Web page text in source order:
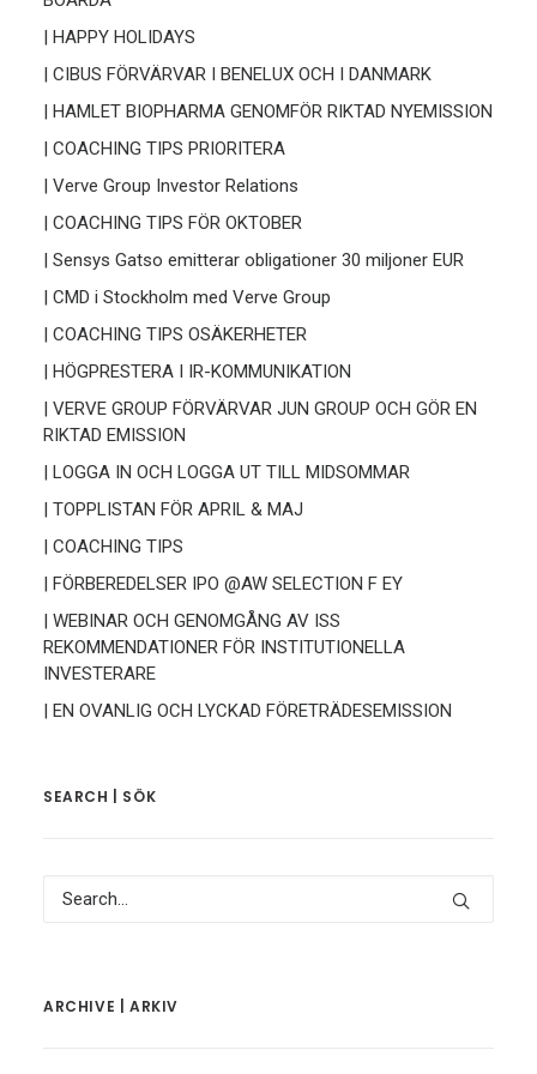
| HAPPY HOLIDAYS
| CIBUS FÖRVÄRVAR I BENELUX OCH I DANMARK
| HAMLET BIOPHARMA GENOMFÖR RIKTAD NYEMISSION
| COACHING TIPS PRIORITERA
| Verve Group Investor Relations
| COACHING TIPS FÖR OKTOBER
| Sensys Gatso emitterar obligationer 30 miljoner EUR
| CMD i Stockholm med Verve Group
| COACHING TIPS OSÄKERHETER
| HÖGPRESTERA I IR-KOMMUNIKATION
| VERVE GROUP FÖRVÄRVAR JUN GROUP OCH GÖR EN
RIKTAD EMISSION
| LOGGA IN OCH LOGGA UT TILL MIDSOMMAR
| TOPPLISTAN FÖR APRIL & MAJ
| COACHING TIPS
| FÖRBEREDELSER IPO @AW SELECTION F EY
| WEBINAR OCH GENOMGÅNG AV ISS
REKOMMENDATIONER FÖR INSTITUTIONELLA
INVESTERARE
| EN OVANLIG OCH LYCKAD FÖRETRÄDESEMISSION
SEARCH | SÖK
ARCHIVE | ARKIV